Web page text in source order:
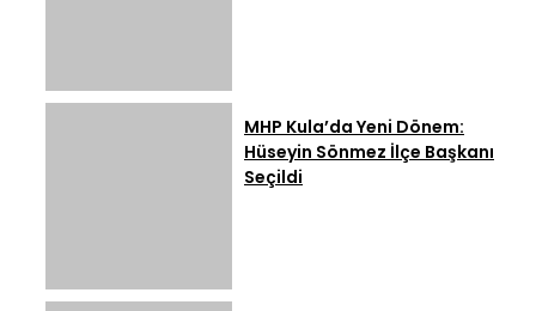
MHP Kula’da Yeni Dönem:
Hüseyin Sönmez İlçe Başkanı
Seçildi